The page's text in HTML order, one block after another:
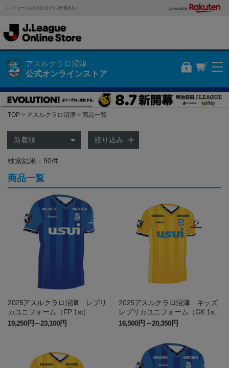
ユニフォームなどの公式グッズが買える！ powered by
アスルクラロ沼津
公式オンラインストア
TOP アスルクラロ沼津 商品一覧
絞り込み
検索結果：90件
商品一覧
2025アスルクラロ沼津 レプリ
カユニフォーム（FP 1st）
19,250円～23,100円
2025アスルクラロ沼津 キッズ
レプリカユニフォーム（GK 1s
t）
16,500円～20,350円